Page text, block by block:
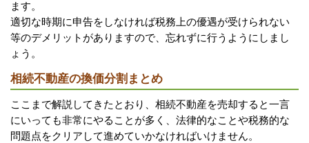
ます。
適切な時期に申告をしなければ税務上の優遇が受けられない
等のデメリットがありますので、忘れずに行うようにしまし
ょう。
相続不動産の換価分割まとめ
ここまで解説してきたとおり、相続不動産を売却すると一言
にいっても非常にやることが多く、法律的なことや税務的な
問題点をクリアして進めていかなければいけません。